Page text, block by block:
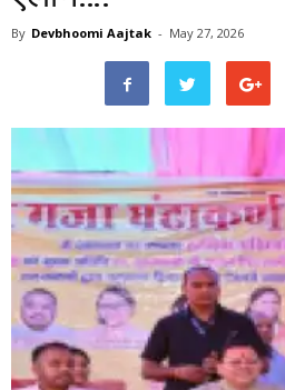
By Devbhoomi Aajtak - May 27, 2026